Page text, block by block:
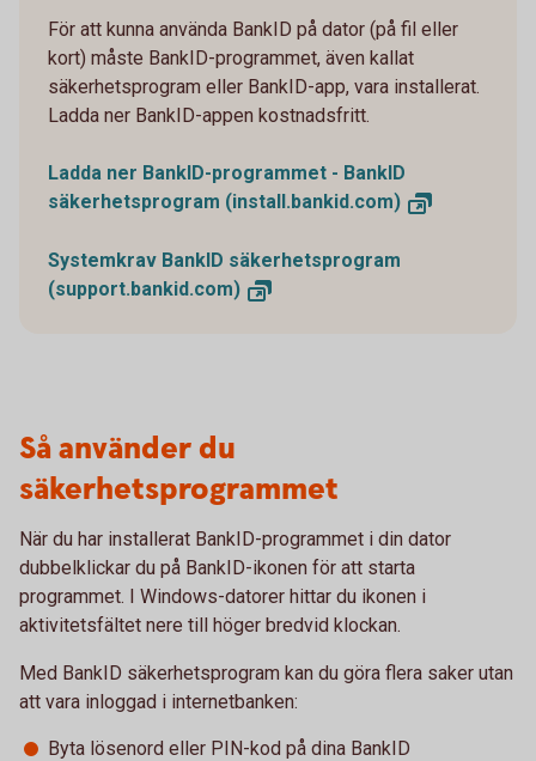
För att kunna använda BankID på dator (på fil eller
kort) måste BankID-programmet, även kallat
säkerhetsprogram eller BankID-app, vara installerat.
Ladda ner BankID-appen kostnadsfritt.
Ladda ner BankID-programmet - BankID
säkerhetsprogram (install.bankid.com)
Systemkrav BankID säkerhetsprogram
(support.bankid.com)
Så använder du
säkerhetsprogrammet
När du har installerat BankID-programmet i din dator
dubbelklickar du på BankID-ikonen för att starta
programmet. I Windows-datorer hittar du ikonen i
aktivitetsfältet nere till höger bredvid klockan.
Med BankID säkerhetsprogram kan du göra flera saker utan
att vara inloggad i internetbanken:
Byta lösenord eller PIN-kod på dina BankID